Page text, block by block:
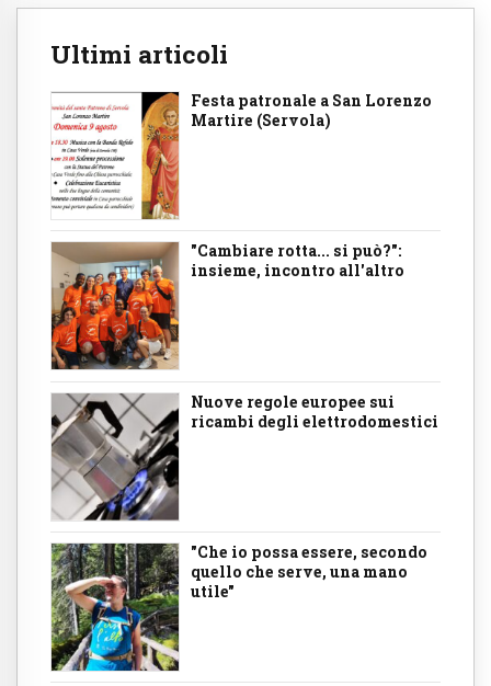
Ultimi articoli
Festa patronale a San Lorenzo
Martire (Servola)
"Cambiare rotta... si può?":
insieme, incontro all'altro
Nuove regole europee sui
ricambi degli elettrodomestici
"Che io possa essere, secondo
quello che serve, una mano
utile"